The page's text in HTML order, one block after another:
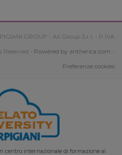
GROUP - Ali Group S.r.l. - P.IVA
Reserved - Powered by antherica.com -
Preferenze cookies
centro internazionale di formazione al